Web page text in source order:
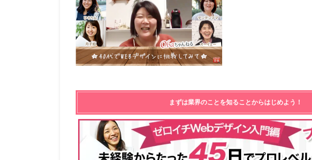
まずは業界のことを知ることからはじめよう！